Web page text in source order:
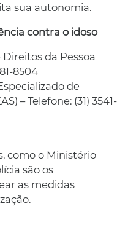
sua autonomia.
contra o idoso
da Pessoa
8504
de
– Telefone: (31) 3541-
como o Ministério
são os
as medidas